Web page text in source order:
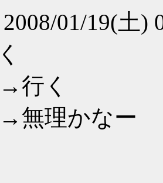
2008/01/19(土)
行く
無理かなー